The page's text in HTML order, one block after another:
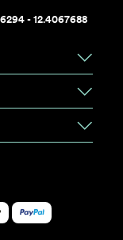
- 12.4067688